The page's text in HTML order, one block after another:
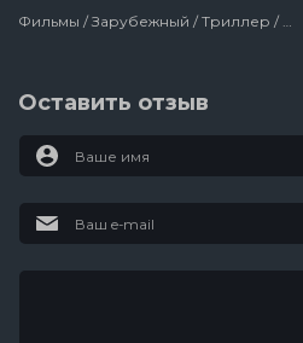
Оставить отзыв